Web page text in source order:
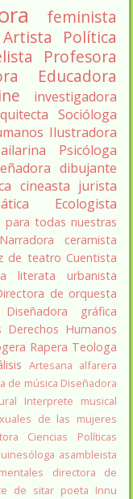
feminista
Artista
Política
Profesora
Educadora
investigadora
Socióloga
Ilustradora
Psicóloga
dibujante
cineasta jurista
Ecologista
para todas nuestras
Narradora
ceramista
de teatro Cuentista
literata
urbanista
de orquesta
Diseñadora gráfica
Humanos
Rapera Teologa
Artesana alfarera
de música Diseñadora
Interprete musical
de las mujeres
Ciencias Políticas
asambleista
directora de
de sitar poeta Innu